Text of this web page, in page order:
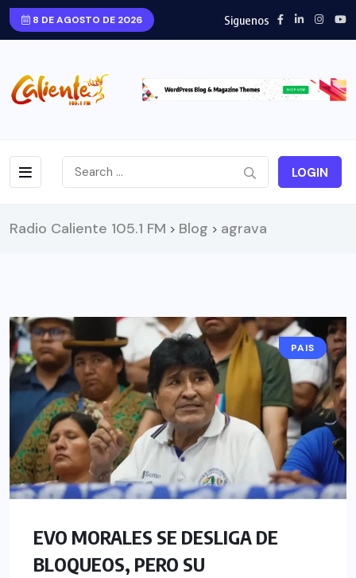
8 DE AGOSTO DE 2026 Siguenos
LOGIN
Radio Caliente 105.1 FM > Blog > agrava
PAIS
EVO MORALES SE DESLIGA DE
BLOQUEOS, PERO SU